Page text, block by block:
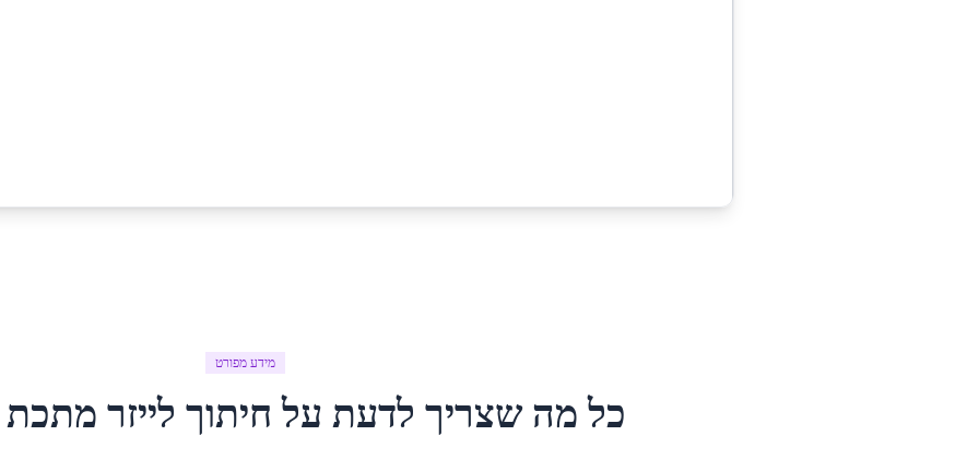
מידע מפורט
כל מה שצריך לדעת על חיתוך לייזר מתכת